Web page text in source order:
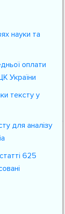
науки та
оплати
України
тексту у
для аналізу
625